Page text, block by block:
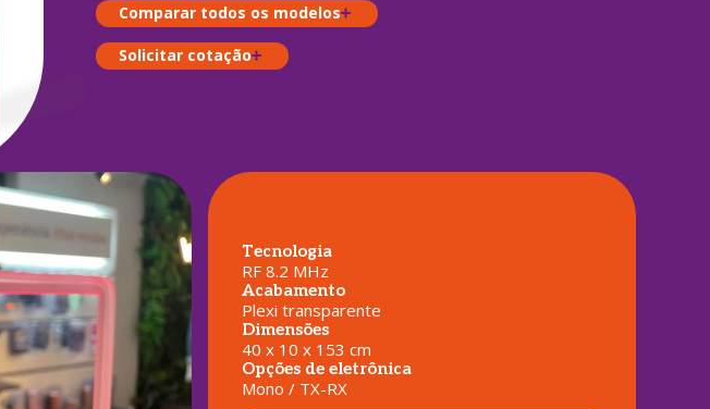
Comparar todos os modelos
Solicitar cotação
Tecnologia
RF 8.2 MHz
Acabamento
Plexi transparente
Dimensões
40 x 10 x 153 cm
Opções de eletrônica
Mono / TX-RX